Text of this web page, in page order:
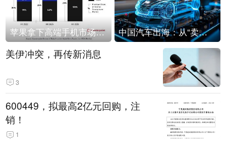
苹果拿下高端手机市场65%的份额：iPhone 17系列功不可没 中国汽车出海：从“卖出去”到“走进去”
美伊冲突，再传新消息
3
600449，拟最高2亿元回购，注
销！
1